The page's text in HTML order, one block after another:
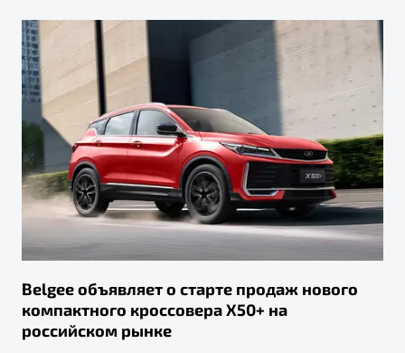
Belgee объявляет о старте продаж нового
компактного кроссовера X50+ на
российском рынке